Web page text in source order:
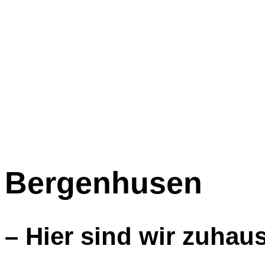
Bergenhusen
– Hier sind wir